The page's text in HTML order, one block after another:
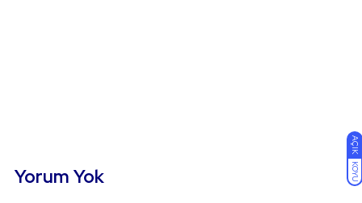
AÇIK
KOYU
Yorum Yok